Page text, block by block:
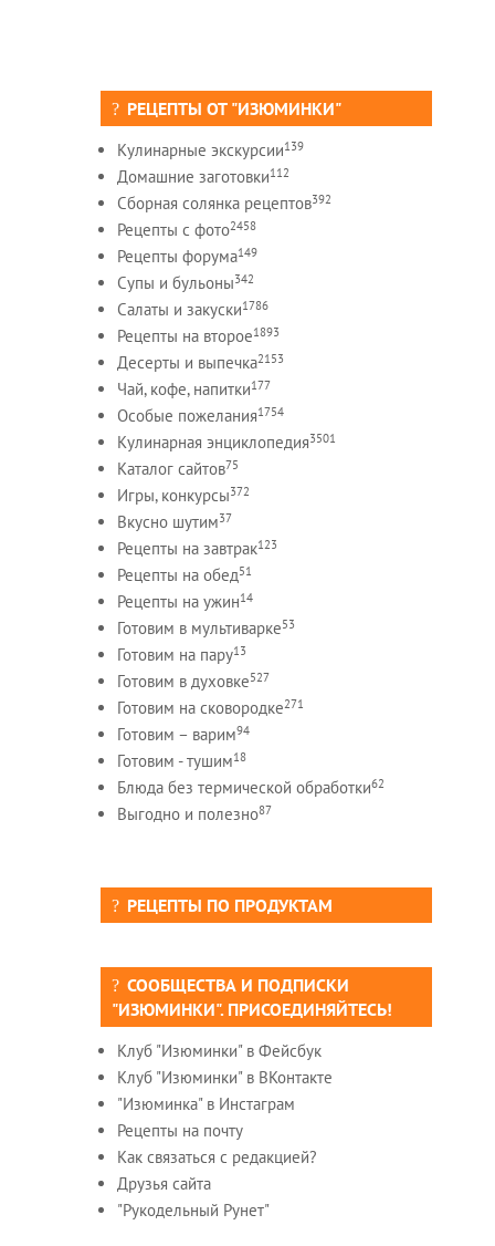
РЕЦЕПТЫ ОТ "ИЗЮМИНКИ"
Кулинарные экскурсии139
Домашние заготовки112
Сборная солянка рецептов392
Рецепты c фото2458
Рецепты форума149
Супы и бульоны342
Салаты и закуски1786
Рецепты на второе1893
Десерты и выпечка2153
Чай, кофе, напитки177
Особые пожелания1754
Кулинарная энциклопедия3501
Каталог сайтов75
Игры, конкурсы372
Вкусно шутим37
Рецепты на завтрак123
Рецепты на обед51
Рецепты на ужин14
Готовим в мультиварке53
Готовим на пару13
Готовим в духовке527
Готовим на сковородке271
Готовим – варим94
Готовим - тушим18
Блюда без термической обработки62
Выгодно и полезно87
РЕЦЕПТЫ ПО ПРОДУКТАМ
СООБЩЕСТВА И ПОДПИСКИ
"ИЗЮМИНКИ". ПРИСОЕДИНЯЙТЕСЬ!
Клуб "Изюминки" в Фейсбук
Клуб "Изюминки" в ВКонтакте
"Изюминка" в Инстаграм
Рецепты на почту
Как связаться с редакцией?
Друзья сайта
"Рукодельный Рунет"